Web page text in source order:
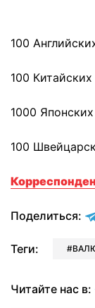
100
100
1000
100
Поделиться:
Теги:
Читайте нас в: